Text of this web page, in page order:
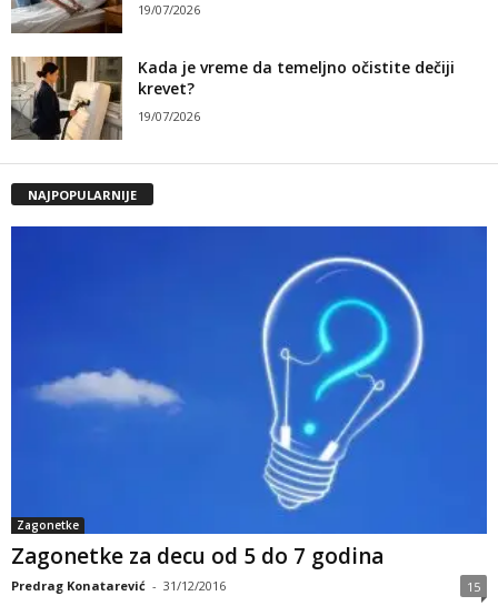
19/07/2026
Kada je vreme da temeljno očistite dečiji
krevet?
19/07/2026
NAJPOPULARNIJE
Zagonetke
Zagonetke za decu od 5 do 7 godina
Predrag Konatarević - 31/12/2016 15